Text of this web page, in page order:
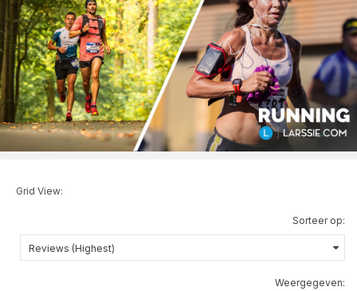
Grid View:
Sorteer op:
Weergegeven: